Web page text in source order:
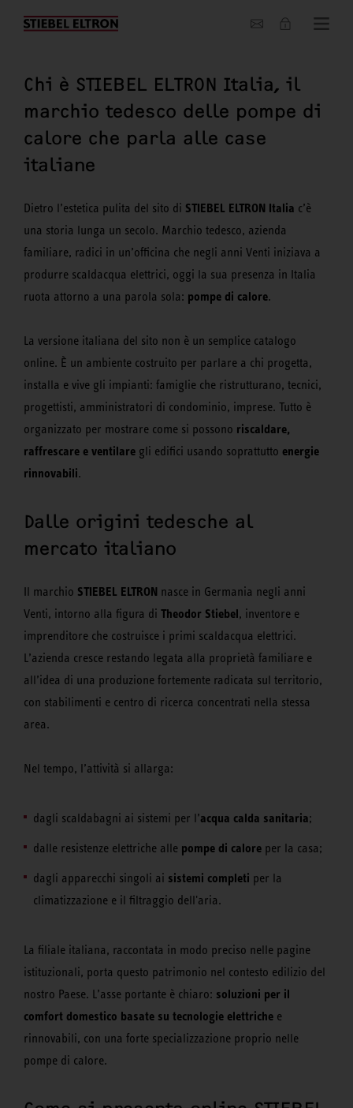
Chi siamo
Chi è STIEBEL ELTRON Italia, il
marchio tedesco delle pompe di
calore che parla alle case
italiane
Dietro l’estetica pulita del sito di STIEBEL ELTRON Italia c’è
una storia lunga un secolo. Marchio tedesco, azienda
familiare, radici in un’officina che negli anni Venti iniziava a
produrre scaldacqua elettrici, oggi la sua presenza in Italia
ruota attorno a una parola sola: pompe di calore.
La versione italiana del sito non è un semplice catalogo
online. È un ambiente costruito per parlare a chi progetta,
installa e vive gli impianti: famiglie che ristrutturano, tecnici,
progettisti, amministratori di condominio, imprese. Tutto è
organizzato per mostrare come si possono riscaldare,
raffrescare e ventilare gli edifici usando soprattutto energie
rinnovabili.
Dalle origini tedesche al
mercato italiano
Il marchio STIEBEL ELTRON nasce in Germania negli anni
Venti, intorno alla figura di Theodor Stiebel, inventore e
imprenditore che costruisce i primi scaldacqua elettrici.
L’azienda cresce restando legata alla proprietà familiare e
all’idea di una produzione fortemente radicata sul territorio,
con stabilimenti e centro di ricerca concentrati nella stessa
area.
Nel tempo, l’attività si allarga:
dagli scaldabagni ai sistemi per l’acqua calda sanitaria;
dalle resistenze elettriche alle pompe di calore per la casa;
dagli apparecchi singoli ai sistemi completi per la
climatizzazione e il filtraggio dell'aria.
La filiale italiana, raccontata in modo preciso nelle pagine
istituzionali, porta questo patrimonio nel contesto edilizio del
nostro Paese. L’asse portante è chiaro: soluzioni per il
comfort domestico basate su tecnologie elettriche e
rinnovabili, con una forte specializzazione proprio nelle
pompe di calore.